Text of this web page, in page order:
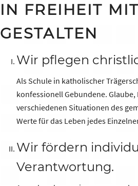
IN FREIHEIT
GESTALTEN
Wir pflegen
Als Schule in katholischer
konfessionell Gebundene.
verschiedenen Situationen des
Werte für das Leben jedes
Wir fördern
Verantwortung.